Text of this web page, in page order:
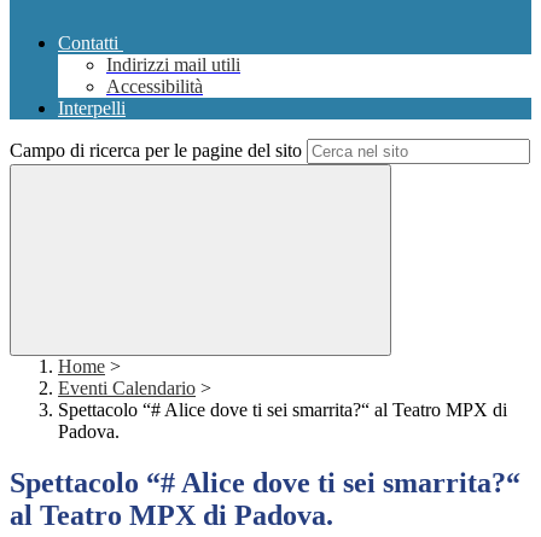
Contatti
Indirizzi mail utili
Accessibilità
Interpelli
Campo di ricerca per le pagine del sito
Home >
Eventi Calendario >
Spettacolo “# Alice dove ti sei smarrita?“ al Teatro MPX di
Padova.
Spettacolo “# Alice dove ti sei smarrita?“
al Teatro MPX di Padova.